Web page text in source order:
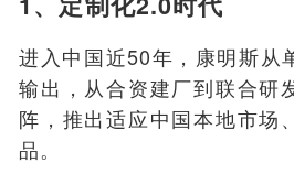
进入中国近50年，康明斯从
输出，从合资建厂到联合研
阵，推出适应中国本地市场
品。